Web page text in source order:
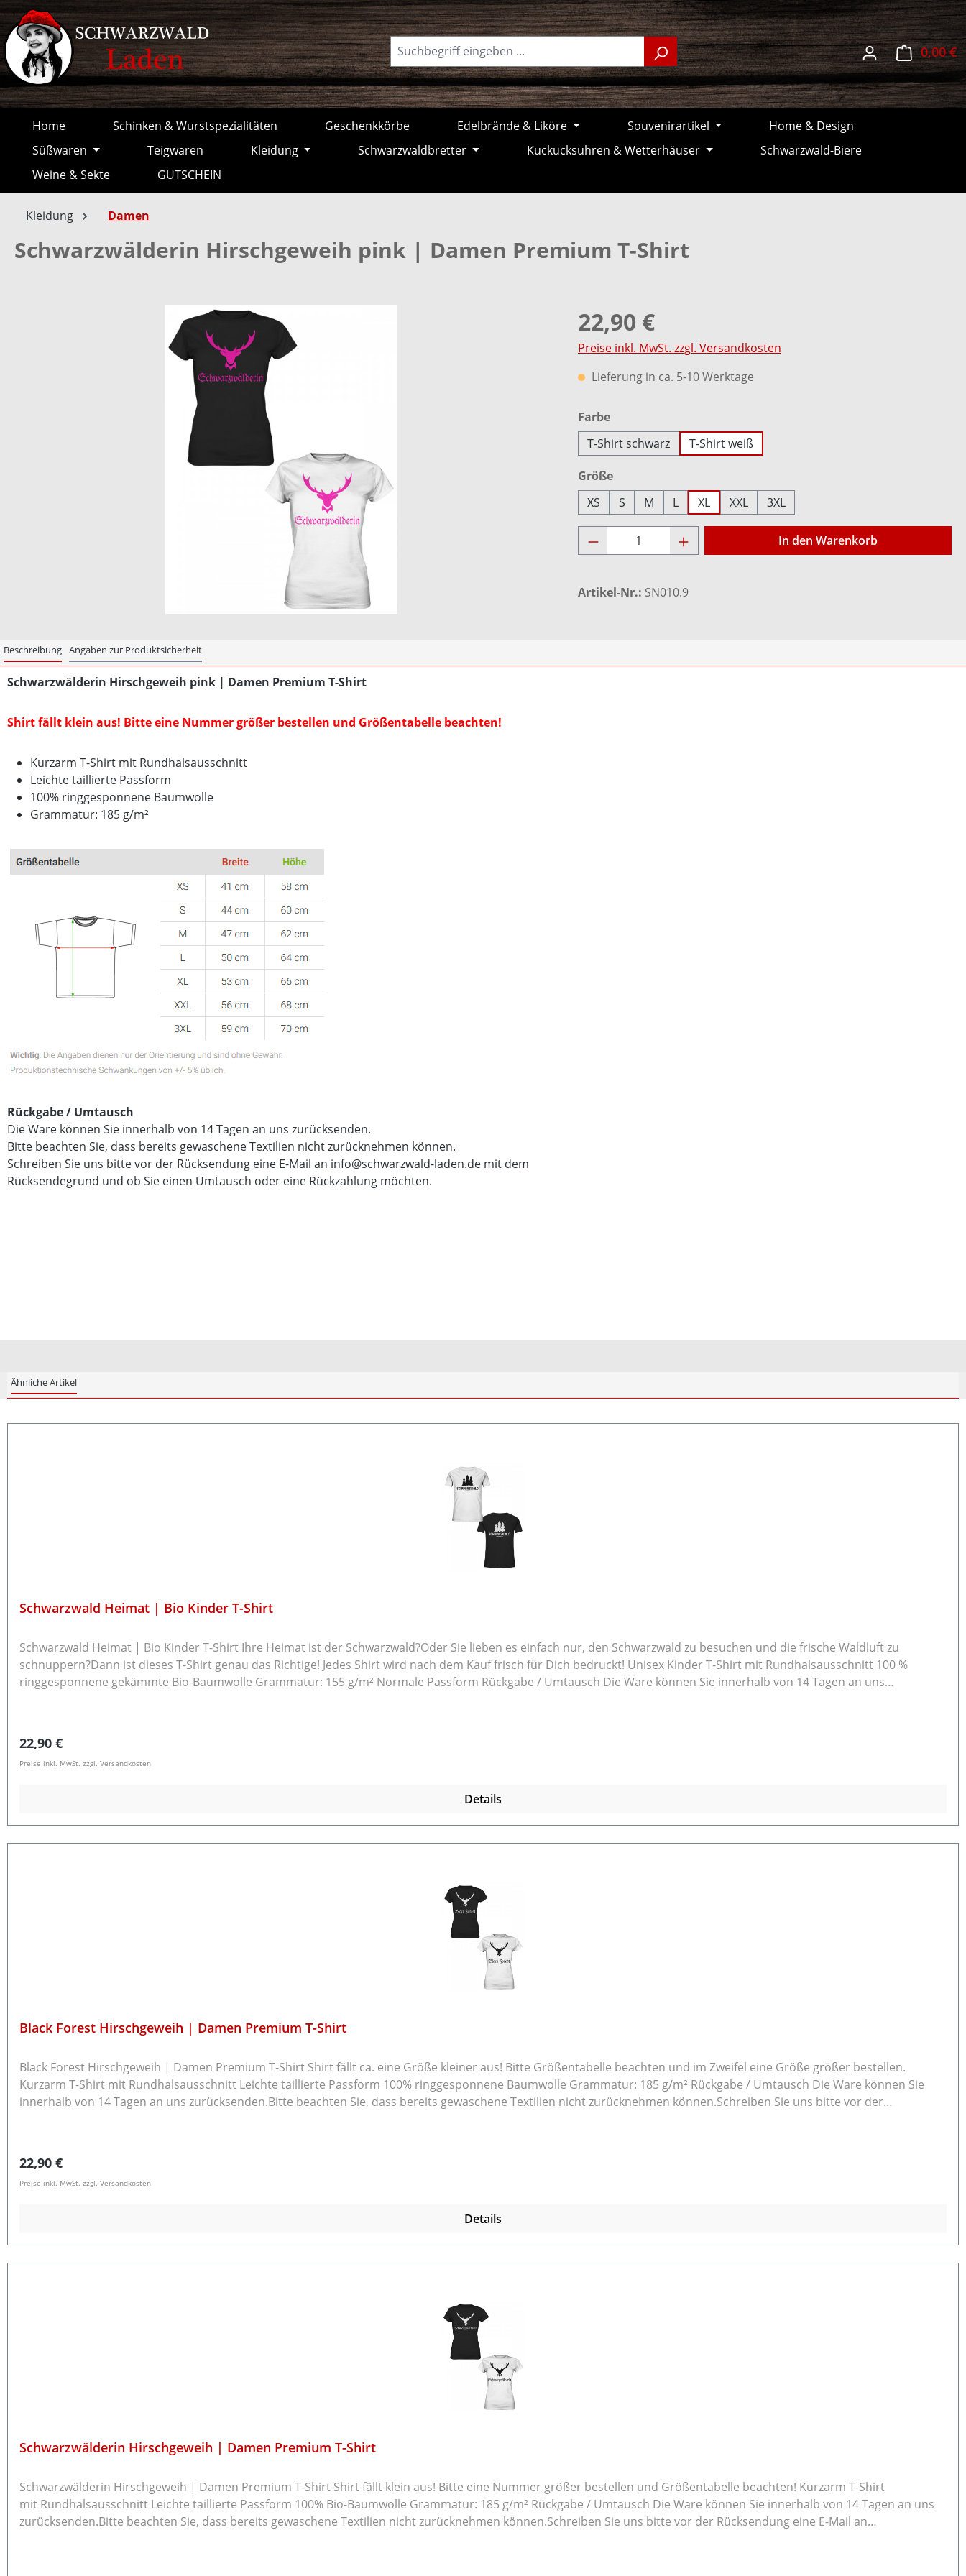
Zur Hauptnavigation springen
0,00 €
Home Schinken & Wurstspezialitäten Geschenkkörbe Edelbrände & Liköre Souvenirartikel
Home & Design
Süßwaren
Teigwaren Kleidung Schwarzwaldbretter Kuckucksuhren & Wetterhäuser
Schwarzwald-Biere
Weine & Sekte
GUTSCHEIN
Kleidung Damen
Schwarzwälderin Hirschgeweih pink | Damen Premium T-Shirt
22,90 €
Preise inkl. MwSt. zzgl. Versandkosten
Lieferung in ca. 5-10 Werktage
Farbeauswählen
T-Shirt schwarz
T-Shirt weiß
Größeauswählen
XS
S M L XL XXL 3XL
Produkt Anzahl: Gib den gewünschten Wert
In den Warenkorb
Artikel-Nr.: SN010.9
Beschreibung Angaben zur Produktsicherheit
Schwarzwälderin Hirschgeweih pink | Damen Premium T-Shirt
Shirt fällt klein aus! Bitte eine Nummer größer bestellen und Größentabelle beachten!
Kurzarm T-Shirt mit Rundhalsausschnitt
Leichte taillierte Passform
100% ringgesponnene Baumwolle
Grammatur: 185 g/m²
Rückgabe / Umtausch
Die Ware können Sie innerhalb von 14 Tagen an uns zurücksenden.
Bitte beachten Sie, dass bereits gewaschene Textilien nicht zurücknehmen können.
Schreiben Sie uns bitte vor der Rücksendung eine E-Mail an info@schwarzwald-laden.de mit dem
Rücksendegrund und ob Sie einen Umtausch oder eine Rückzahlung möchten.
Ähnliche Artikel
Schwarzwald Heimat | Bio Kinder T-Shirt
Schwarzwald Heimat | Bio Kinder T-Shirt Ihre Heimat ist der Schwarzwald?Oder Sie lieben es einfach nur, den Schwarzwald zu besuchen und die frische Waldluft zu
schnuppern?Dann ist dieses T-Shirt genau das Richtige! Jedes Shirt wird nach dem Kauf frisch für Dich bedruckt! Unisex Kinder T-Shirt mit Rundhalsausschnitt 100 %
ringgesponnene gekämmte Bio-Baumwolle Grammatur: 155 g/m² Normale Passform Rückgabe / Umtausch Die Ware können Sie innerhalb von 14 Tagen an uns
Regulärer Preis:
22,90 €
Preise inkl. MwSt. zzgl. Versandkosten
Details
Black Forest Hirschgeweih | Damen Premium T-Shirt
Black Forest Hirschgeweih | Damen Premium T-Shirt Shirt fällt ca. eine Größe kleiner aus! Bitte Größentabelle beachten und im Zweifel eine Größe größer bestellen.
Kurzarm T-Shirt mit Rundhalsausschnitt Leichte taillierte Passform 100% ringgesponnene Baumwolle Grammatur: 185 g/m² Rückgabe / Umtausch Die Ware können Sie
innerhalb von 14 Tagen an uns zurücksenden.Bitte beachten Sie, dass bereits gewaschene Textilien nicht zurücknehmen können.Schreiben Sie uns bitte vor der
Regulärer Preis:
22,90 €
Preise inkl. MwSt. zzgl. Versandkosten
Details
Schwarzwälderin Hirschgeweih | Damen Premium T-Shirt
Schwarzwälderin Hirschgeweih | Damen Premium T-Shirt Shirt fällt klein aus! Bitte eine Nummer größer bestellen und Größentabelle beachten! Kurzarm T-Shirt
mit Rundhalsausschnitt Leichte taillierte Passform 100% Bio-Baumwolle Grammatur: 185 g/m² Rückgabe / Umtausch Die Ware können Sie innerhalb von 14 Tagen an uns
zurücksenden.Bitte beachten Sie, dass bereits gewaschene Textilien nicht zurücknehmen können.Schreiben Sie uns bitte vor der Rücksendung eine E-Mail an